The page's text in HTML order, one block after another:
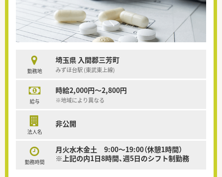
勤務地
埼玉県 入間郡三芳町
みずほ台駅 (東武東上線)
給与
時給2,000円～2,800円
※地域により異なる
法人名
非公開
勤務時間
月火水木金土 9:00～19:00（休憩1時間）
※上記の内1日8時間、週5日のシフト制勤務